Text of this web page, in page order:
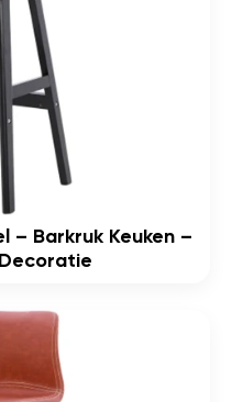
– Barkruk Keuken –